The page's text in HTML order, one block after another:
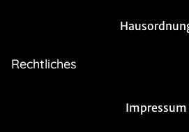
Rechtliches
Impressum